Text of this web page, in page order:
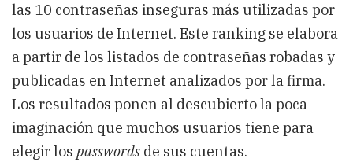
las 10 contraseñas inseguras más utilizadas por
los usuarios de Internet. Este ranking se elabora
a partir de los listados de contraseñas robadas y
publicadas en Internet analizados por la firma.
Los resultados ponen al descubierto la poca
imaginación que muchos usuarios tiene para
elegir los passwords de sus cuentas.